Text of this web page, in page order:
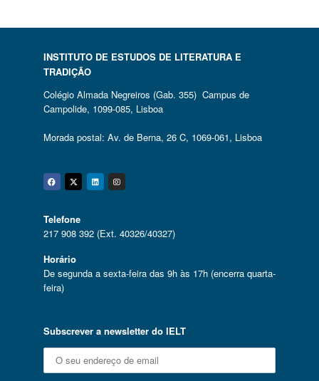
INSTITUTO DE ESTUDOS DE LITERATURA E
TRADIÇÃO
Colégio Almada Negreiros (Gab. 355) Campus de
Campolide, 1099-085, Lisboa
Morada postal: Av. de Berna, 26 C, 1069-061, Lisboa
Facebook
Twitter
Linkedin
Instagram
Telefone
217 908 392 (Ext. 40326/40327)
Horário
De segunda a sexta-feira das 9h às 17h (encerra quarta-
feira)
Subscrever a newsletter do IELT